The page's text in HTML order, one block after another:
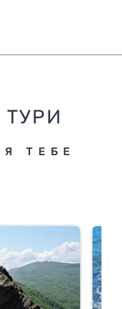
ТУРИ
ТЕБЕ